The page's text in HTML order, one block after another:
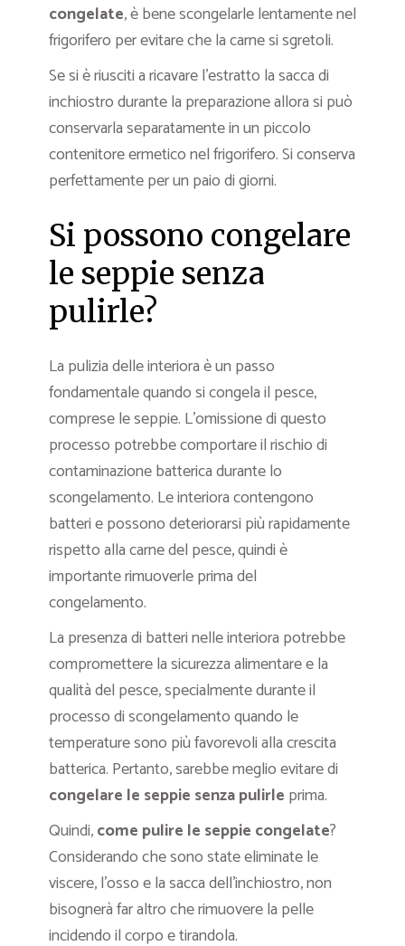
congelate, è bene scongelarle lentamente nel
frigorifero per evitare che la carne si sgretoli.
Se si è riusciti a ricavare l’estratto la sacca di
inchiostro durante la preparazione allora si può
conservarla separatamente in un piccolo
contenitore ermetico nel frigorifero. Si conserva
perfettamente per un paio di giorni.
Si possono congelare
le seppie senza
pulirle?
La pulizia delle interiora è un passo
fondamentale quando si congela il pesce,
comprese le seppie. L’omissione di questo
processo potrebbe comportare il rischio di
contaminazione batterica durante lo
scongelamento. Le interiora contengono
batteri e possono deteriorarsi più rapidamente
rispetto alla carne del pesce, quindi è
importante rimuoverle prima del
congelamento.
La presenza di batteri nelle interiora potrebbe
compromettere la sicurezza alimentare e la
qualità del pesce, specialmente durante il
processo di scongelamento quando le
temperature sono più favorevoli alla crescita
batterica. Pertanto, sarebbe meglio evitare di
congelare le seppie senza pulirle prima.
Quindi,come pulire le seppie congelate?
Considerando che sono state eliminate le
viscere, l’osso e la sacca dell’inchiostro, non
bisognerà far altro che rimuovere la pelle
incidendo il corpo e tirandola.